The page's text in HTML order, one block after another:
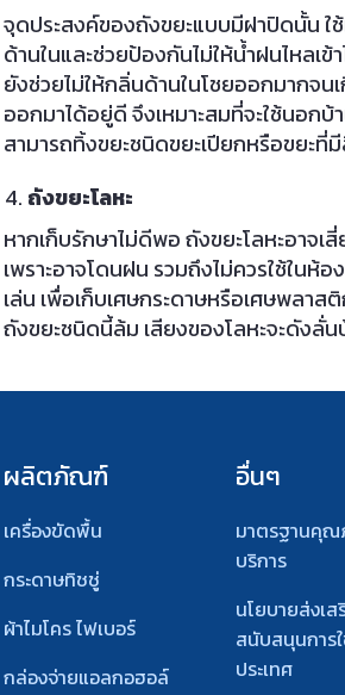
จุดประสงค์ของถังขยะแบบมีฝาปิดนั้น ใ
ด้านในและช่วยป้องกันไม่ให้น้ำฝนไหลเ
ยังช่วยไม่ให้กลิ่นด้านในโชยออกมากจ
ออกมาได้อยู่ดี จึงเหมาะสมที่จะใช้นอก
สามารถทิ้งขยะชนิดขยะเปียกหรือขยะ
ถังขยะโลหะ
หากเก็บรักษาไม่ดีพอ ถังขยะโลหะอาจเ
เพราะอาจโดนฝน รวมถึงไม่ควรใช้ในห้
เล่น เพื่อเก็บเศษกระดาษหรือเศษพลา
ถังขยะชนิดนี้ล้ม เสียงของโลหะจะดังลั่
ผลิตภัณฑ์
เครื่องขัดพื้น
กระดาษทิชชู่
ผ้าไมโคร ไฟเบอร์
กล่องจ่ายแอลกอฮอล์
อื่นๆ
มาตรฐานคุณ
บริการ
นโยบายส่งเส
สนับสนุนการ
ประเทศ